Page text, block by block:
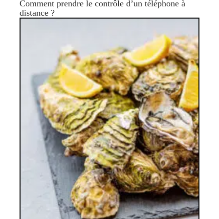
Comment prendre le contrôle d’un téléphone à
distance ?